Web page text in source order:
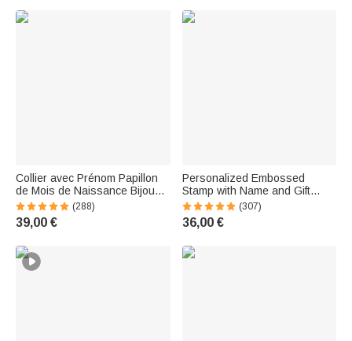
Collier avec Prénom Papillon
de Mois de Naissance Bijoux
en Cristal Cadeau Souvenir
Anniversaire pour Famille
(288)
39,00 €
Personalized Embossed
Stamp with Name and Gift
Message for Book Lovers,
Librarians, and Book Club
Members
(307)
36,00 €